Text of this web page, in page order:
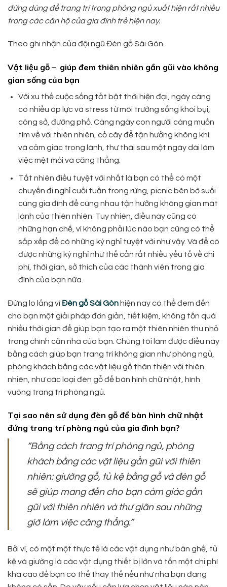
đứng dùng để trang trí trong phòng ngủ xuất hiện rất nhiều
trong các căn hộ của gia đình trẻ hiện nay.
Theo ghi nhận của đội ngũ Đèn gỗ Sài Gòn.
Vật liệu gỗ – giúp đem thiên nhiên gần gũi vào không
gian sống của bạn
Với xu thế cuộc sống tất bật thời hiện đại, ngày càng
có nhiều áp lực và stress từ môi trường sống khói bụi,
công sở, đường phố. Càng ngày con người càng muốn
tìm về với thiên nhiên, cỏ cây để tận hưởng không khí
và cảm giác trong lành, thư thái sau một ngày dài làm
việc mệt mỏi và căng thẳng.
Tất nhiên điều tuyệt vời nhất là bạn có thể có một
chuyến đi nghỉ cuối tuần trong rừng, picnic bên bờ suối
cùng gia đình để cùng nhau tận hưởng không gian mát
lành của thiên nhiên. Tuy nhiên, điều này cũng có
những hạn chế, vì không phải lúc nào bạn cũng có thể
sắp xếp để có những kỳ nghỉ tuyệt vời như vậy. Và để có
được những kỳ nghỉ như thế cần rất nhiều yếu tố về chi
phí, thời gian, sở thích của các thành viên trong gia
đình của bạn nữa.
Đừng lo lắng vìĐèn gỗ Sài Gònhiện nay có thể đem đến
cho bạn một giải pháp đơn giản, tiết kiệm, không tốn quá
nhiều thời gian để giúp bạn tạo ra một thiên nhiên thu nhỏ
trong chính căn nhà của bạn. Chúng tôi làm được điều này
bằng cách giúp bạn trang trí không gian như phòng ngủ,
phòng khách bằng các vật liệu gỗ thân thiện với thiên
nhiên, như các loại đèn gỗ để bàn hình chữ nhật, hình
vuông trang trí phòng ngủ.
Tại sao nên sử dụng đèn gỗ để bàn hình chữ nhật
đứng trang trí phòng ngủ của gia đình bạn?
“Bằng cách trang trí phòng ngủ, phòng
khách bằng các vật liệu gần gũi với thiên
nhiên: giường gỗ, tủ kệ bằng gỗ và đèn gỗ
sẽ giúp mang đến cho bạn cảm giác gần
gũi với thiên nhiên và thư giãn sau những
giờ làm việc căng thẳng.”
Bởi vì, có một một thực tế là các vật dụng như bàn ghế, tủ
kệ và giường là các vật dụng thiết bị lớn và tốn một chi phí
khá cao để bạn có thể thay thế nếu như nhà bạn đang